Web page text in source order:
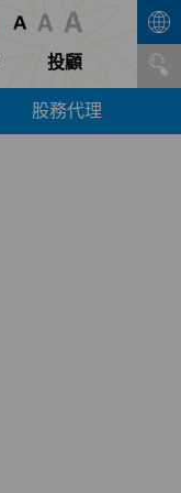
投顧
股務代理